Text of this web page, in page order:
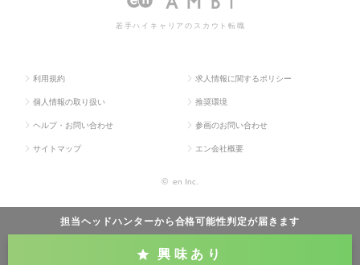
担当ヘッドハンターから合格可能性判定が届きます
興味あり
若手ハイキャリアのスカウト転職
利用規約 求人情報に関するポリシー
個人情報の取り扱い 推奨環境
ヘルプ・お問い合わせ 参画のお問い合わせ
サイトマップ エン会社概要
© en Inc.